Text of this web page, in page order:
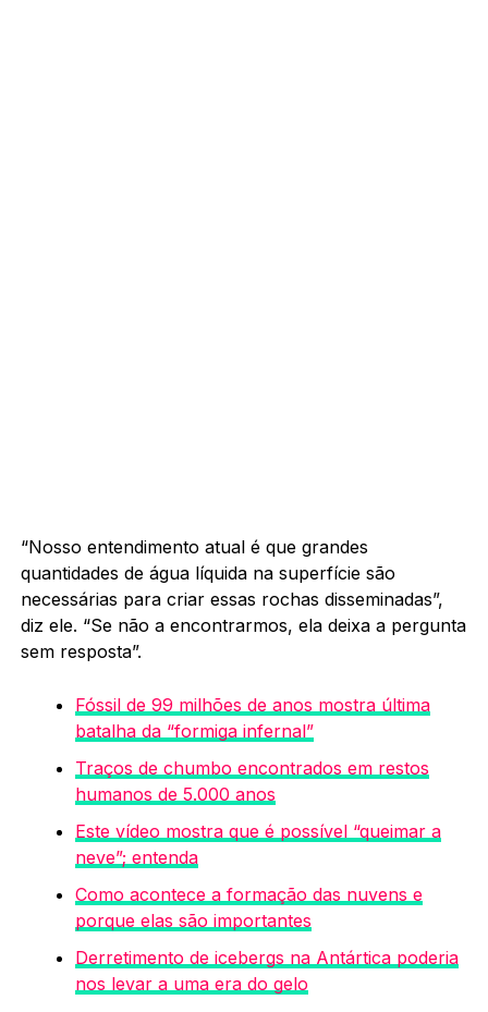
“Nosso entendimento atual é que grandes
quantidades de água líquida na superfície são
necessárias para criar essas rochas disseminadas”,
diz ele. “Se não a encontrarmos, ela deixa a pergunta
sem resposta”.
Fóssil de 99 milhões de anos mostra última
batalha da “formiga infernal”
Traços de chumbo encontrados em restos
humanos de 5.000 anos
Este vídeo mostra que é possível “queimar a
neve”; entenda
Como acontece a formação das nuvens e
porque elas são importantes
Derretimento de icebergs na Antártica poderia
nos levar a uma era do gelo